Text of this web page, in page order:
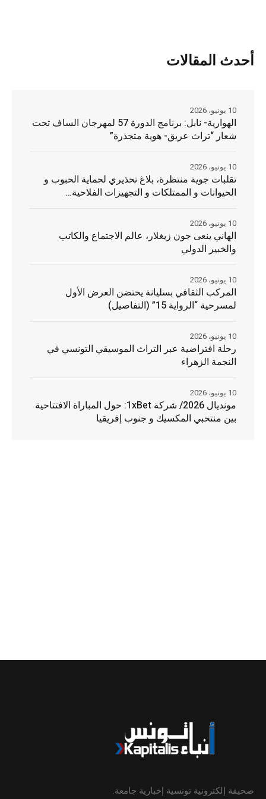
أحدث المقالات
الهوارية- نابل: برنامج الدورة 57 لمهرجان الساف تحت
شعار “تراث عريق- هوية متجذرة”
10 يونيو، 2026
تقلبات جوية منتظرة، بلاغ تحذيري لحماية الحبوب و
الحيوانات و الممتلكات و التجهيزات الفلاحية…
10 يونيو، 2026
الهاني ينعى جون زيغلار، عالم الاجتماع والكاتب
والخبير الدولي
10 يونيو، 2026
المركب الثقافي بسليانة يحتضن العرض الأول
لمسرحية “الرواية 15” (التفاصيل)
10 يونيو، 2026
رحلة افتراضية عبر التراث الموسيقي التونسي في
النجمة الزهراء
10 يونيو، 2026
مونديال 2026/ شركة 1xBet: حول المباراة الافتتاحية
بين منتخبي المكسيك و جنوب إفريقيا
10 يونيو، 2026
صحيفة إلكترونية تونسية إخبارية جامعة.